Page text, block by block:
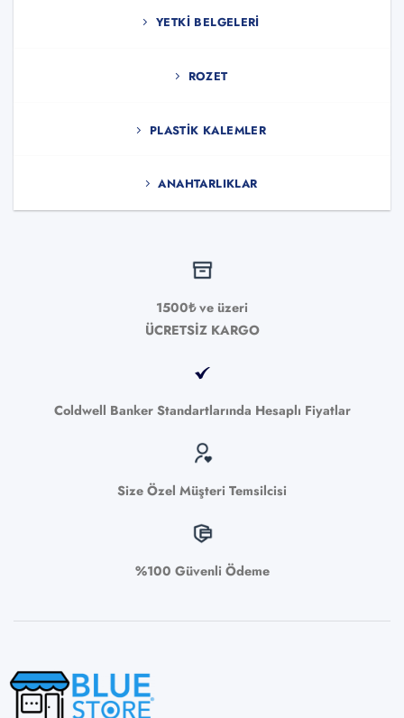
YETKI BELGELERI
ROZET
PLASTIK KALEMLER
ANAHTARLIKLAR
1500₺ ve üzeri
ÜCRETSİZ KARGO
Coldwell Banker Standartlarında Hesaplı Fiyatlar
Size Özel Müşteri Temsilcisi
%100 Güvenli Ödeme